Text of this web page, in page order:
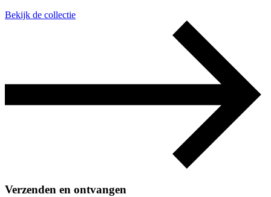
Bekijk de collectie
Verzenden en ontvangen